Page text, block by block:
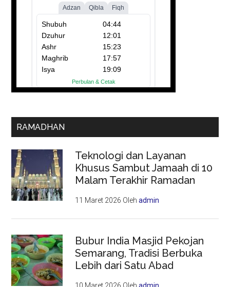
RAMADHAN
Teknologi dan Layanan
Khusus Sambut Jamaah di 10
Malam Terakhir Ramadan
11 Maret 2026 Olehadmin
Bubur India Masjid Pekojan
Semarang, Tradisi Berbuka
Lebih dari Satu Abad